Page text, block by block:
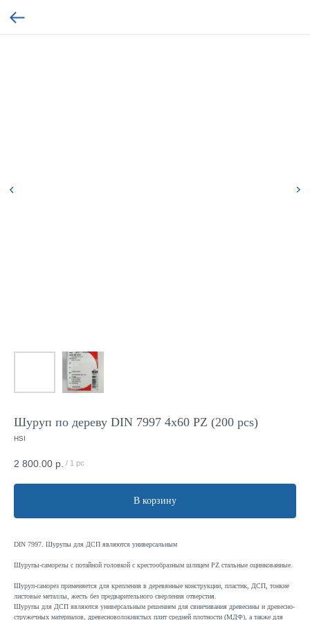
Шуруп по дереву DIN 7997 4x60 PZ (200 pcs)
HSI
2 800.00 р. / 1 pc
В корзину
DIN 7997. Шурупы для ДСП являются универсальным
Шурупы-саморезы с потайной головкой с крестообразным шлицем PZ стальные оцинкованные.
Шуруп-саморез применяется для крепления в деревянные конструкции, пластик, ДСП, тонкие
листовые металлы, жесть без предварительного сверления отверстия.
Шурупы для ДСП являются универсальным решением для свинчивания древесины и древесно-
стружечных материалов, древесноволокнистых плит средней плотности (МДФ), а также для